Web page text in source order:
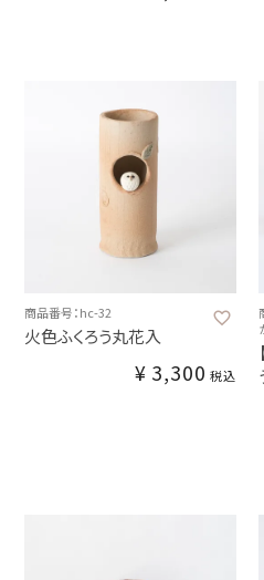
商品番号：hc-32
火色ふくろう丸花入
¥ 3,300 税込